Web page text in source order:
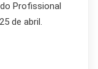
Profissional
de abril.